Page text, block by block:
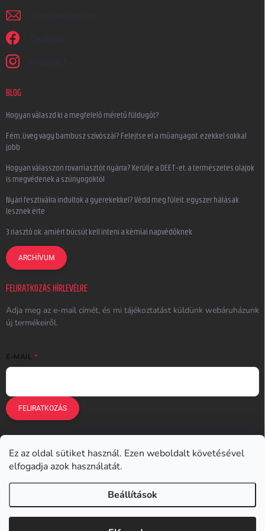
Ez az oldal sütiket használ. Ezen weboldalt követésével
elfogadja azok használatát.
Beállítások
irjon @ earplugs.hu
Facebook
earplugs.hu
BLOG
Hogyan válaszd ki a megfelelő méretű füldugót?
Fém, üveg vagy bambusz szívószál? Felejtse el a műanyagot, ezekkel sokkal
jobb
Hogyan válasszon rovarriasztót nyárra? Kerülje a DEET-et, a természetes olajok
is megvédenek a szúnyogoktól
Nyári fesztiválra indultok a gyerekekkel? Védd meg füleit, egyszer hálásak
lesznek érte
3 riasztó ok, amiért búcsút kell inteni a kémiai napvédőknek
ARCHÍVUM
FELIRATKOZÁS HÍRLEVÉLRE
Adja meg az e-mail címét, és mi tájékoztatást küldünk webáruházunk
új termékeiről.
E-MAIL
FELIRATKOZÁS
Earplugs.cz Earplugs.sk
Earplugs.at Earplugs.ro Lunesto.cz
Earplugs.hu . Minden jog fenntartva.